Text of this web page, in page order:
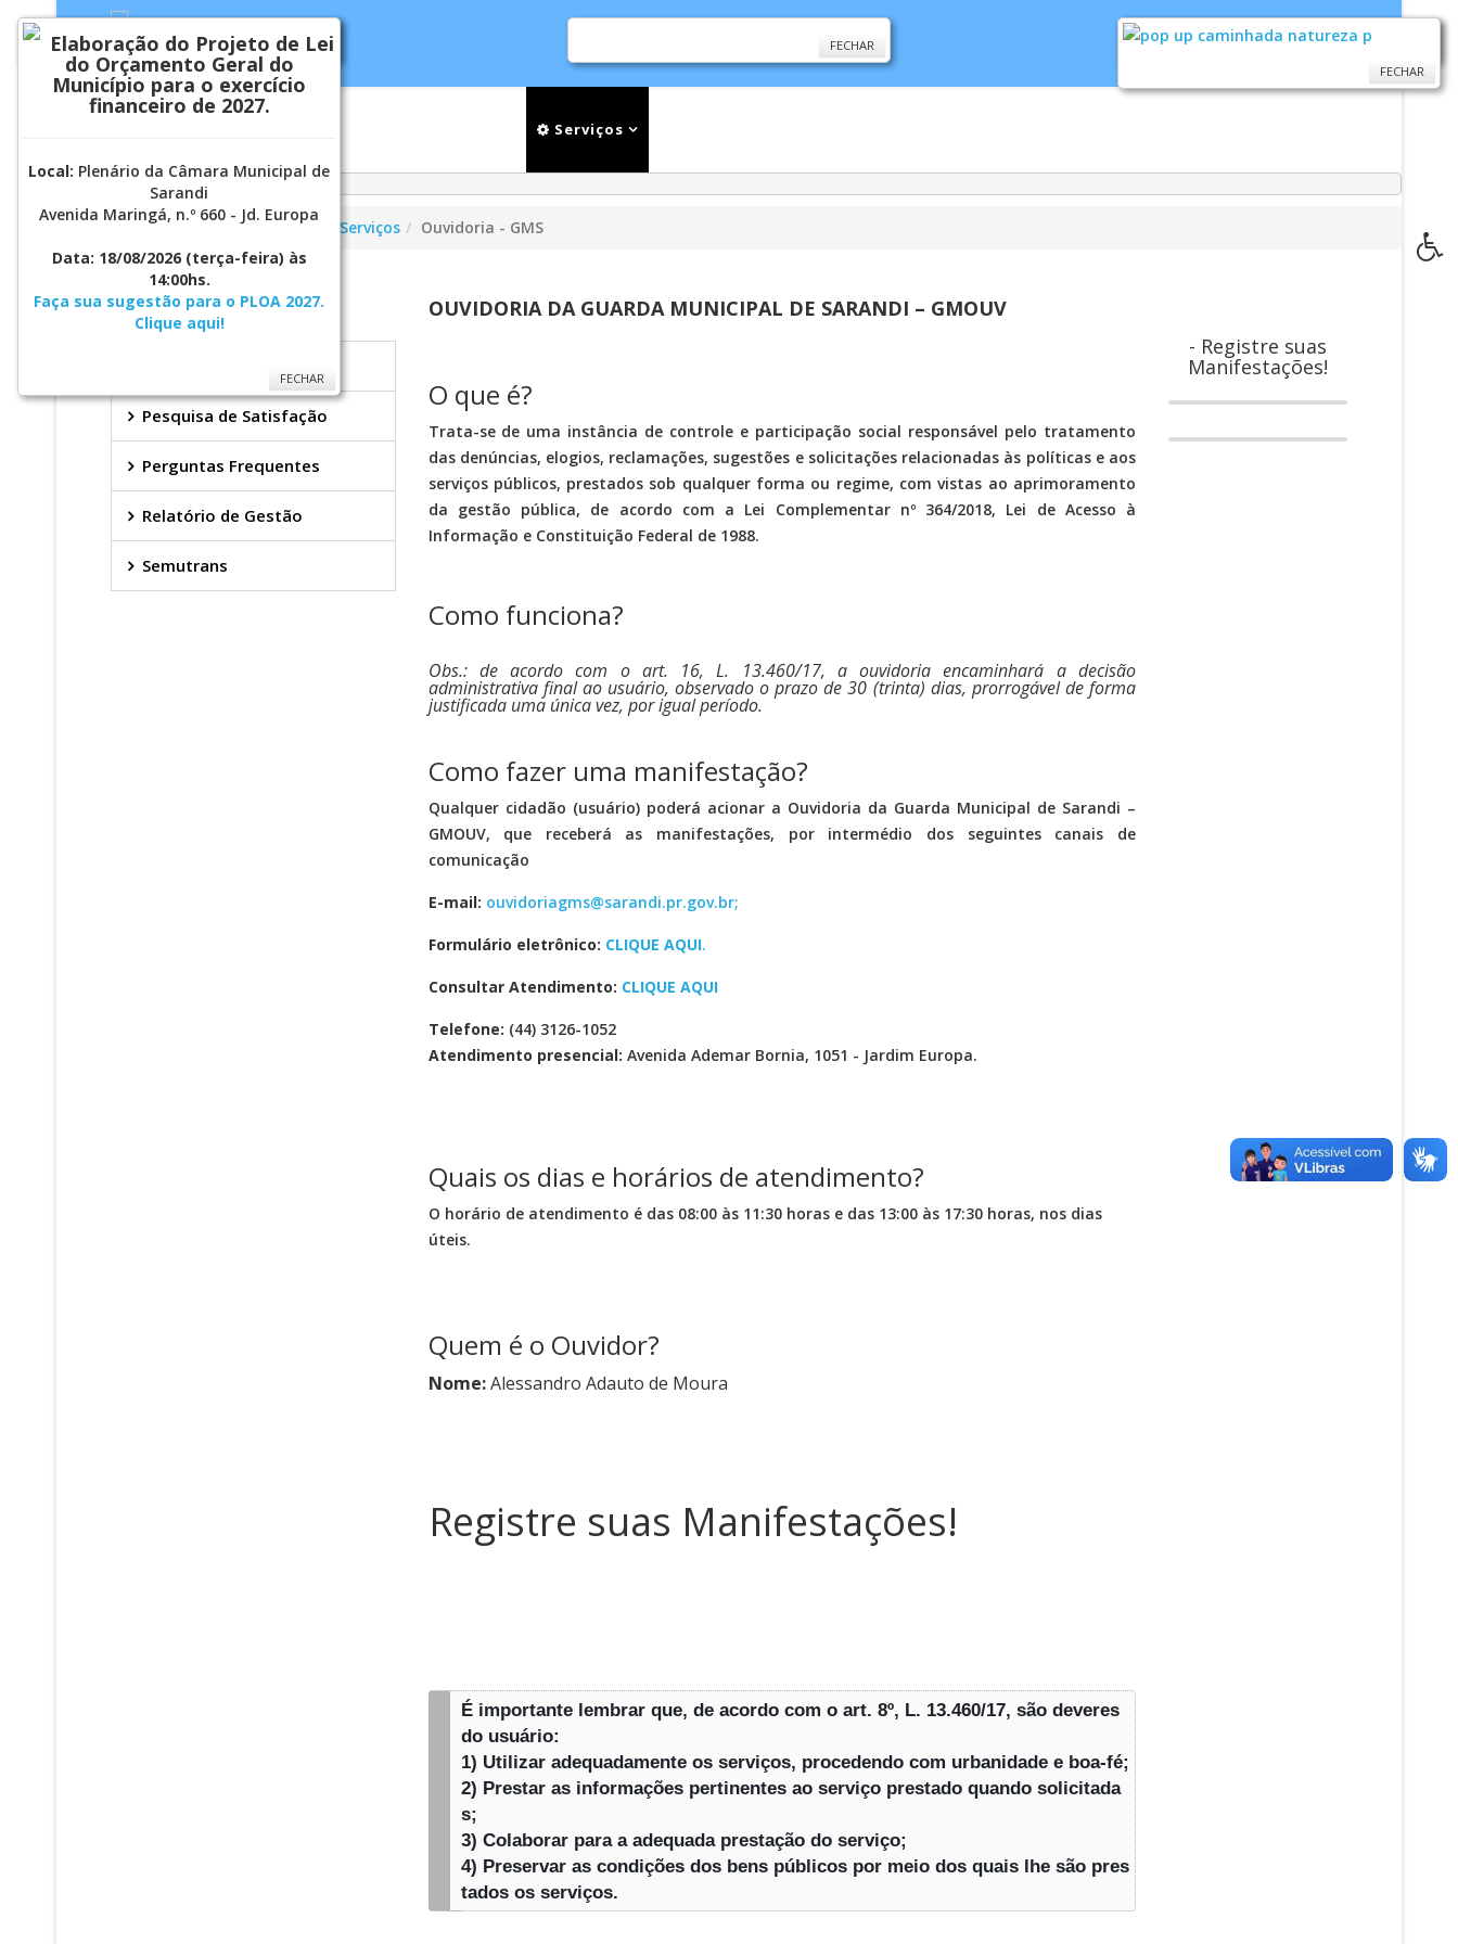
Serviços
Você está aqui: Página Principal Serviços Ouvidoria - GMS
OUVIDORIA GMS
Pesquisa de Satisfação
Perguntas Frequentes
Relatório de Gestão
Semutrans
OUVIDORIA DA GUARDA MUNICIPAL DE SARANDI – GMOUV
O que é?
Trata-se de uma instância de controle e participação social responsável pelo tratamento
das denúncias, elogios, reclamações, sugestões e solicitações relacionadas às políticas e aos
serviços públicos, prestados sob qualquer forma ou regime, com vistas ao aprimoramento
da gestão pública, de acordo com a Lei Complementar nº 364/2018, Lei de Acesso à
Informação e Constituição Federal de 1988.
Como funciona?
Obs.: de acordo com o art. 16, L. 13.460/17, a ouvidoria encaminhará a decisão
administrativa final ao usuário, observado o prazo de 30 (trinta) dias, prorrogável de forma
justificada uma única vez, por igual período.
Como fazer uma manifestação?
Qualquer cidadão (usuário) poderá acionar a Ouvidoria da Guarda Municipal de Sarandi –
GMOUV, que receberá as manifestações, por intermédio dos seguintes canais de
comunicação
E-mail: ouvidoriagms@sarandi.pr.gov.br;
Formulário eletrônico: CLIQUE AQUI.
Consultar Atendimento: CLIQUE AQUI
Telefone: (44) 3126-1052
Atendimento presencial: Avenida Ademar Bornia, 1051 - Jardim Europa.
Quais os dias e horários de atendimento?
O horário de atendimento é das 08:00 às 11:30 horas e das 13:00 às 17:30 horas, nos dias
úteis.
Quem é o Ouvidor?
Nome:Alessandro Adauto de Moura
Registre suas Manifestações!
É importante lembrar que, de acordo com o art. 8º, L. 13.460/17, são deveres
do usuário:
1) Utilizar adequadamente os serviços, procedendo com urbanidade e boa-fé;
2) Prestar as informações pertinentes ao serviço prestado quando solicitada
s;
3) Colaborar para a adequada prestação do serviço;
4) Preservar as condições dos bens públicos por meio dos quais lhe são pres
tados os serviços.
- Registre suas
Manifestações!
FECHAR
Elaboração do Projeto de Lei
do Orçamento Geral do
Município para o exercício
financeiro de 2027.
Local: Plenário da Câmara Municipal de
Sarandi
Avenida Maringá, n.º 660 - Jd. Europa
Data: 18/08/2026 (terça-feira) às
14:00hs.
Faça sua sugestão para o PLOA 2027.
Clique aqui!
FECHAR
FECHAR
FECHAR